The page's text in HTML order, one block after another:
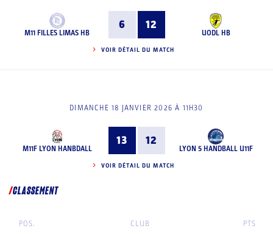
M11 FILLES LIMAS HB
6 12
UODL HB
VOIR DÉTAIL DU MATCH
DIMANCHE 18 JANVIER 2026 À 11H30
M11F LYON HANBDALL
13 12
LYON 5 HANDBALL U11F
VOIR DÉTAIL DU MATCH
CLASSEMENT
POS. CLUB PTS